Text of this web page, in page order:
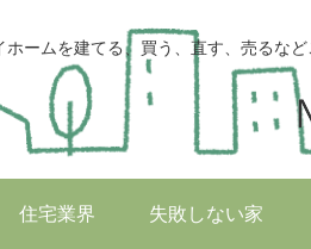
ホームを建てる、買う、直す、売るな
住宅業界 失敗しない家